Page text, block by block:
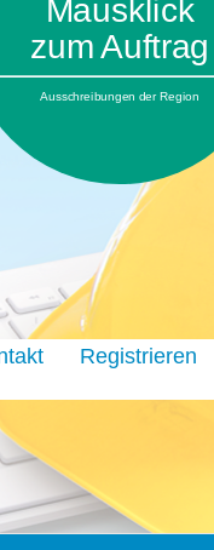
Mausklick
zum Auftrag
Ausschreibungen der Region
Registrieren